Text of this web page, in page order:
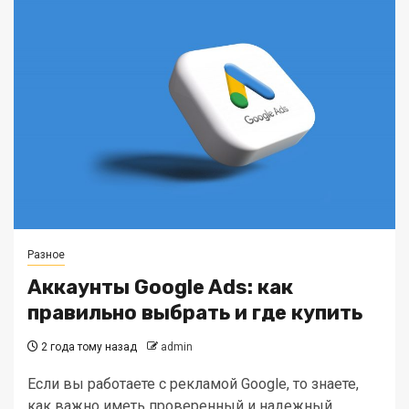
Разное
Аккаунты Google Ads: как
правильно выбрать и где купить
2 года тому назад admin
Если вы работаете с рекламой Google, то знаете,